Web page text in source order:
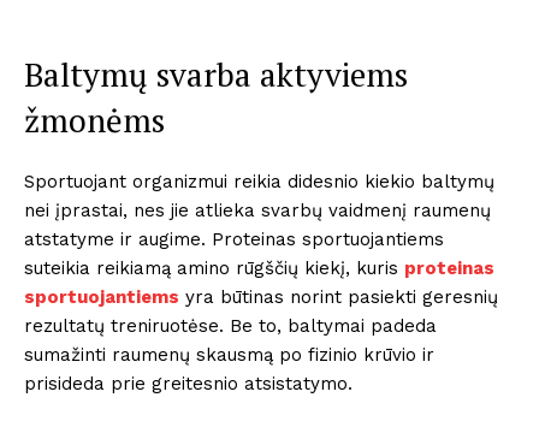
Baltymų svarba aktyviems
žmonėms
Sportuojant organizmui reikia didesnio kiekio baltymų
nei įprastai, nes jie atlieka svarbų vaidmenį raumenų
atstatyme ir augime. Proteinas sportuojantiems
suteikia reikiamą amino rūgščių kiekį, kuris proteinas
sportuojantiems yra būtinas norint pasiekti geresnių
rezultatų treniruotėse. Be to, baltymai padeda
sumažinti raumenų skausmą po fizinio krūvio ir
prisideda prie greitesnio atsistatymo.